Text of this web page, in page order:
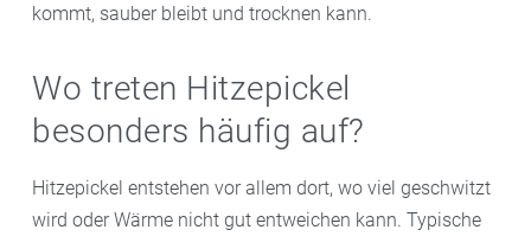
kommt, sauber bleibt und trocknen kann.
Wo treten Hitzepickel
besonders häufig auf?
Hitzepickel entstehen vor allem dort, wo viel geschwitzt
wird oder Wärme nicht gut entweichen kann. Typische